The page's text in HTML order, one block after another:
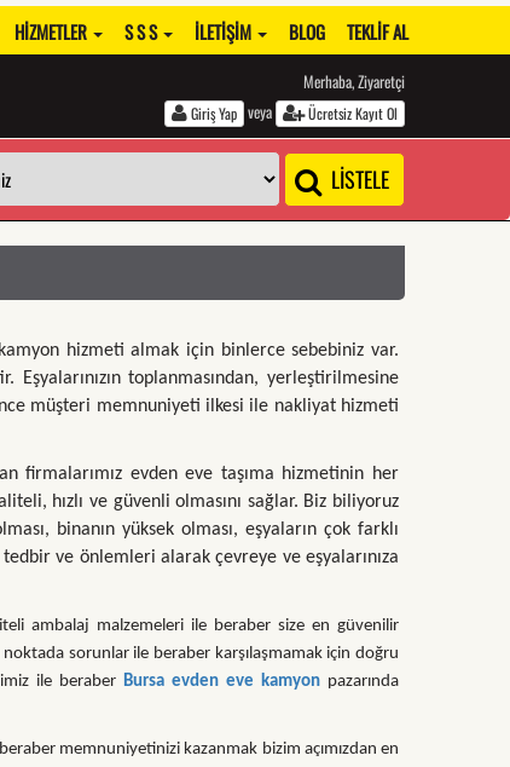
HIZMETLER S S S İLETIŞIM BLOG TEKLIF AL
Merhaba, Ziyaretçi
Giriş Yap veya Ücretsiz Kayıt Ol
LİSTELE
hizmeti almak için binlerce sebebiniz var.
toplanmasından, yerleştirilmesine
müşteri memnuniyeti ilkesi ile nakliyat hizmeti
firmalarımız evden eve taşıma hizmetinin her
hızlı ve güvenli olmasını sağlar. Biz biliyoruz
binanın yüksek olması, eşyaların çok farklı
ve önlemleri alarak çevreye ve eşyalarınıza
ambalaj malzemeleri ile beraber size en güvenilir
sorunlar ile beraber karşılaşmamak için doğru
ile beraber Bursa evden eve kamyonpazarında
memnuniyetinizi kazanmak bizim açımızdan en